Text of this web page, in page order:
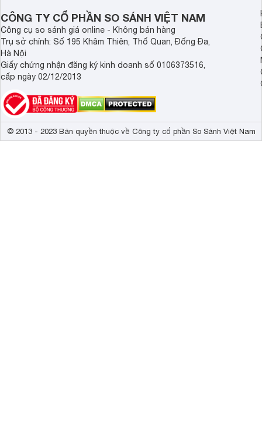
CÔNG TY CỔ PHẦN SO SÁNH VIỆT NAM
Công cụ so sánh giá online - Không bán hàng
Trụ sở chính: Số 195 Khâm Thiên, Thổ Quan, Đống Đa,
Hà Nội
Giấy chứng nhận đăng ký kinh doanh số 0106373516,
cấp ngày 02/12/2013
© 2013 - 2023 Bản quyền thuộc về Công ty cổ phần So Sánh Việt Nam